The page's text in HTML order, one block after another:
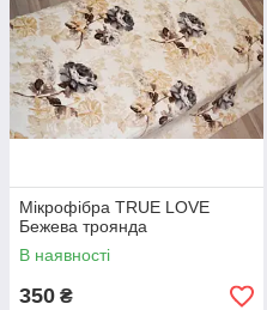
Мікрофібра TRUE LOVE
Бежева троянда
В наявності
350 ₴